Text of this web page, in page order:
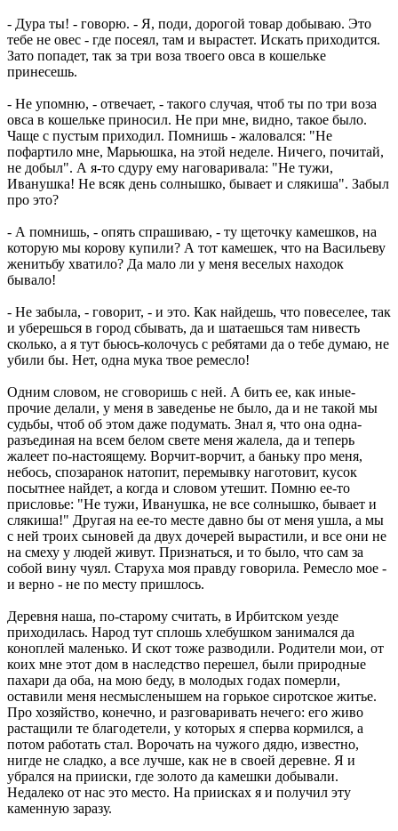
- Дура ты! - говорю. - Я, поди, дорогой товар добываю. Это
тебе не овес - где посеял, там и вырастет. Искать приходится.
Зато попадет, так за три воза твоего овса в кошельке
принесешь.
- Не упомню, - отвечает, - такого случая, чтоб ты по три воза
овса в кошельке приносил. Не при мне, видно, такое было.
Чаще с пустым приходил. Помнишь - жаловался: "Не
пофартило мне, Марьюшка, на этой неделе. Ничего, почитай,
не добыл". А я-то сдуру ему наговаривала: "Не тужи,
Иванушка! Не всяк день солнышко, бывает и слякиша". Забыл
про это?
- А помнишь, - опять спрашиваю, - ту щеточку камешков, на
которую мы корову купили? А тот камешек, что на Васильеву
женитьбу хватило? Да мало ли у меня веселых находок
бывало!
- Не забыла, - говорит, - и это. Как найдешь, что повеселее, так
и уберешься в город сбывать, да и шатаешься там нивесть
сколько, а я тут бьюсь-колочусь с ребятами да о тебе думаю, не
убили бы. Нет, одна мука твое ремесло!
Одним словом, не сговоришь с ней. А бить ее, как иные-
прочие делали, у меня в заведенье не было, да и не такой мы
судьбы, чтоб об этом даже подумать. Знал я, что она одна-
разъединая на всем белом свете меня жалела, да и теперь
жалеет по-настоящему. Ворчит-ворчит, а баньку про меня,
небось, спозаранок натопит, перемывку наготовит, кусок
посытнее найдет, а когда и словом утешит. Помню ее-то
присловье: "Не тужи, Иванушка, не все солнышко, бывает и
слякиша!" Другая на ее-то месте давно бы от меня ушла, а мы
с ней троих сыновей да двух дочерей вырастили, и все они не
на смеху у людей живут. Признаться, и то было, что сам за
собой вину чуял. Старуха моя правду говорила. Ремесло мое -
и верно - не по месту пришлось.
Деревня наша, по-старому считать, в Ирбитском уезде
приходилась. Народ тут сплошь хлебушком занимался да
коноплей маленько. И скот тоже разводили. Родители мои, от
коих мне этот дом в наследство перешел, были природные
пахари да оба, на мою беду, в молодых годах померли,
оставили меня несмысленышем на горькое сиротское житье.
Про хозяйство, конечно, и разговаривать нечего: его живо
растащили те благодетели, у которых я сперва кормился, а
потом работать стал. Ворочать на чужого дядю, известно,
нигде не сладко, а все лучше, как не в своей деревне. Я и
убрался на прииски, где золото да камешки добывали.
Недалеко от нас это место. На приисках я и получил эту
каменную заразу.